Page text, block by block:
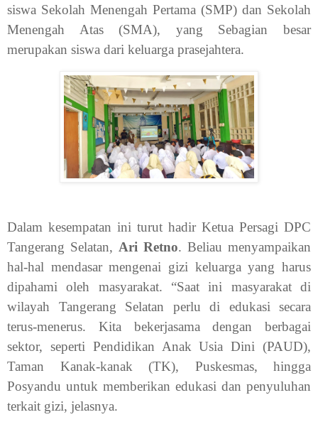
siswa Sekolah Menengah Pertama (SMP) dan Sekolah
Menengah Atas (SMA), yang Sebagian besar
merupakan siswa dari keluarga prasejahtera.
Dalam kesempatan ini turut hadir Ketua Persagi DPC
Tangerang Selatan, Ari Retno. Beliau menyampaikan
hal-hal mendasar mengenai gizi keluarga yang harus
dipahami oleh masyarakat. “Saat ini masyarakat di
wilayah Tangerang Selatan perlu di edukasi secara
terus-menerus. Kita bekerjasama dengan berbagai
sektor, seperti Pendidikan Anak Usia Dini (PAUD),
Taman Kanak-kanak (TK), Puskesmas, hingga
Posyandu untuk memberikan edukasi dan penyuluhan
terkait gizi, jelasnya.